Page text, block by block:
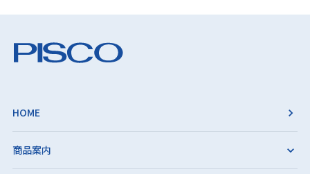
HOME
商品案内